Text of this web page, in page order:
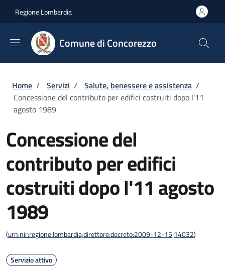
Regione Lombardia
Comune di Concorezzo
Briciole di pane
Home / Servizi / Salute, benessere e assistenza /
Concessione del contributo per edifici costruiti dopo l'11
agosto 1989
Concessione del
contributo per edifici
costruiti dopo l'11 agosto
1989
(urn:nir:regione.lombardia;direttore:decreto:2009-12-15;14032)
Servizio attivo